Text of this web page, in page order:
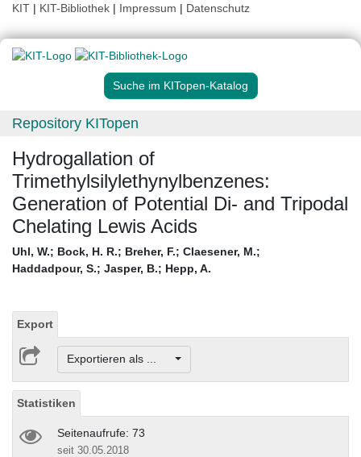
KIT | KIT-Bibliothek | Impressum | Datenschutz
Suche im KITopen-Katalog
Repository KITopen
Hydrogallation of
Trimethylsilylethynylbenzenes:
Generation of Potential Di- and Tripodal
Chelating Lewis Acids
Uhl, W.; Bock, H. R.; Breher, F.; Claesener, M.;
Haddadpour, S.; Jasper, B.; Hepp, A.
Export
Exportieren als ...
Statistiken
Seitenaufrufe: 73
seit 30.05.2018